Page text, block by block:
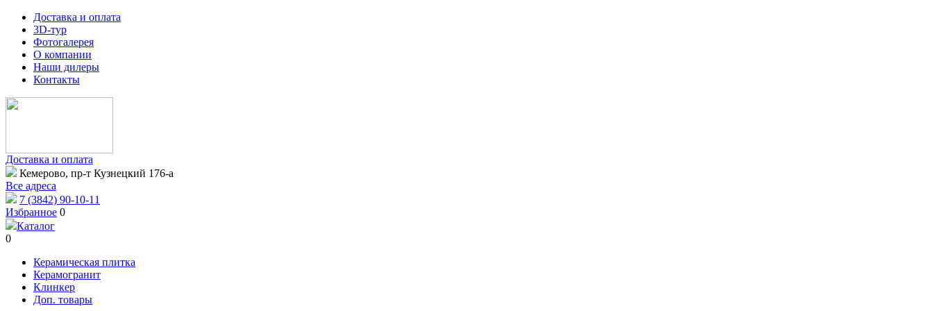
Доставка и оплата
3D-тур
Фотогалерея
О компании
Наши дилеры
Контакты
Доставка и оплата
Кемерово, пр-т Кузнецкий 176-а
Все адреса
7 (3842) 90-10-11
Избранное 0
Каталог
0
Керамическая плитка
Керамогранит
Клинкер
Доп. товары